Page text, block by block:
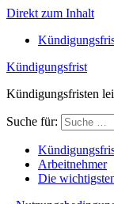
Direkt zum Inhalt
Kündigungsfrist
Kündigungsfristen
Suche für:
Arbeitnehmer
Die